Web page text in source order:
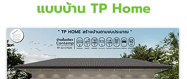
แบบบ้าน TP Home